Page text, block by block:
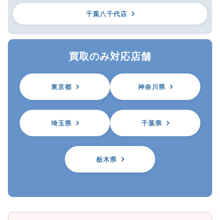
千葉八千代店
買取のみ対応店舗
東京都 神奈川県
埼玉県 千葉県
栃木県